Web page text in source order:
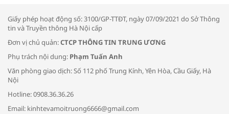
Bác sĩ tư vấn cách phòng tránh bệnh
Giấy phép hoạt động số: 3100/GP-TTĐT, ngày 07/09/2021 do Sở Thông
tin và Truyền thông Hà Nội cấp
Đơn vị chủ quản:CTCP THÔNG TIN TRUNG ƯƠNG
Phụ trách nội dung: Phạm Tuấn Anh
Văn phòng giao dịch: Số 112 phố Trung Kính, Yên Hòa, Cầu Giấy, Hà
Nội
Hotline: 0908.36.36.26
Email: kinhtevamoitruong6666@gmail.com